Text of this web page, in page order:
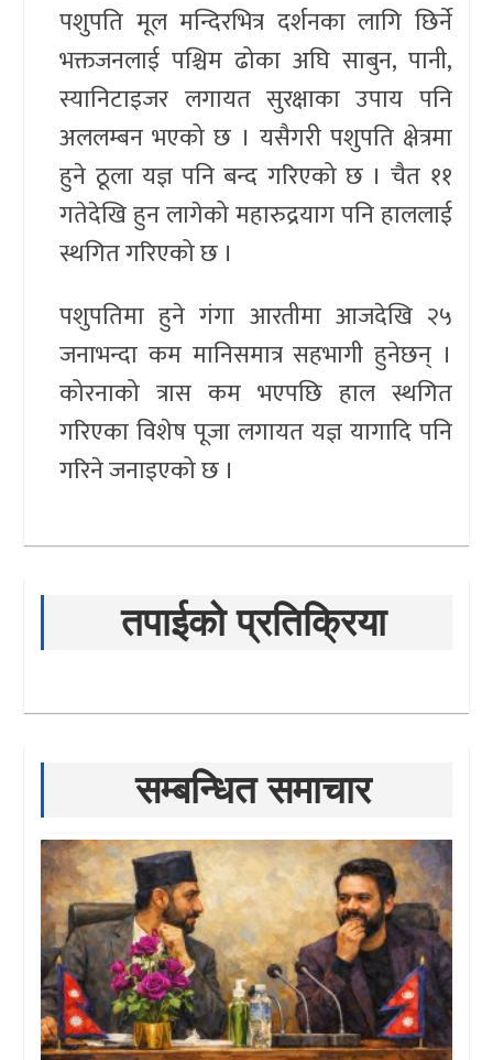
पशुपति मूल मन्दिरभित्र दर्शनका लागि छिर्ने
भक्तजनलाई पश्चिम ढोका अघि साबुन, पानी,
स्यानिटाइजर लगायत सुरक्षाका उपाय पनि
अललम्बन भएको छ । यसैगरी पशुपति क्षेत्रमा
हुने ठूला यज्ञ पनि बन्द गरिएको छ । चैत ११
गतेदेखि हुन लागेको महारुद्रयाग पनि हाललाई
स्थगित गरिएको छ ।
पशुपतिमा हुने गंगा आरतीमा आजदेखि २५
जनाभन्दा कम मानिसमात्र सहभागी हुनेछन् ।
कोरनाको त्रास कम भएपछि हाल स्थगित
गरिएका विशेष पूजा लगायत यज्ञ यागादि पनि
गरिने जनाइएको छ ।
तपाईको प्रतिक्रिया
सम्बन्धित समाचार